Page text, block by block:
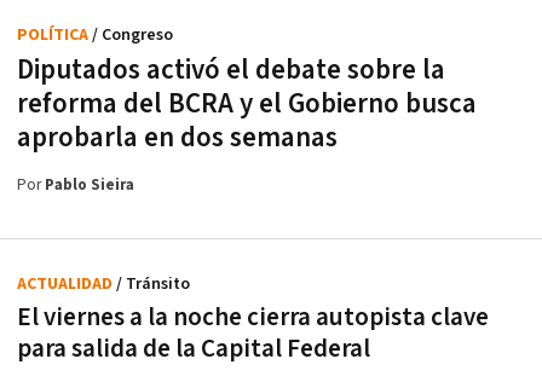
Diputados activó el debate sobre la
reforma del BCRA y el Gobierno busca
aprobarla en dos semanas
POLÍTICA/ Congreso
PorPablo Sieira
El viernes a la noche cierra autopista clave
para salida de la Capital Federal
ACTUALIDAD / Tránsito